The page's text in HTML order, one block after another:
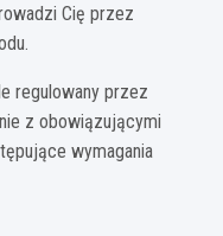
Cię przez
regulowany przez
z obowiązującymi
wymagania